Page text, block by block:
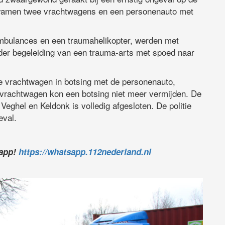
twee vrachtwagens en een personenauto met
en een traumahelikopter, werden met
begeleiding van een trauma-arts met spoed naar
in botsing met de personenauto,
kon een botsing niet meer vermijden. De
en Keldonk is volledig afgesloten. De politie
https://whatsapp.112nederland.nl